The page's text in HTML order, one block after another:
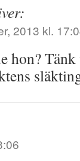
2013 kl.
hon?